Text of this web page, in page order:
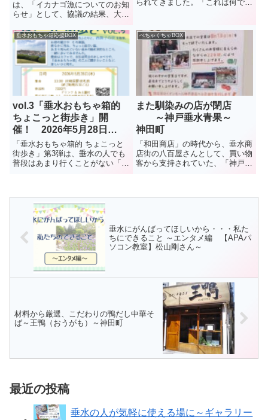
は、「イカナゴ漁についてのお知
らせ」として、協議の結果、大阪
カナゴ漁は、3年連続で自主休漁
となったことを伝えた。播磨灘で
は6日に試験操業が行われ、イカ
ナゴのシンコ漁は3月17日に解...
られてきました。「これは何でし
鼓、「棒締め」という1年に1回
の行事だそうです。5月10日、行
われたようです。秋祭りに向け
て...
垂水おもちゃ箱応援BOX
vol.3「垂水おもちゃ箱的
ちょこっと街歩き」開
催！ 2026年5月28日
(木) 要予約
「垂水おもちゃ箱的 ちょこっと
街歩き」第3弾は、垂水の人でも
普段はあまり行くことがない「西
ぺちゃくちゃBOX
また馴染みの店が閉店
～神戸垂水青果～
神田町
「和田商店」の時代から、垂水商
店街の八百屋さんとして、買い物
客から支持されていた、「神戸垂
垂水にがんばってほしいから・・・私た
ちにできること ～エンタメ編 【APAパ
ソコン教室】松山剛さん～
材料から厳選、こだわりの鴨だし中華そ
ば～王鴨（おうがも）～神田町
最近の投稿
垂水の人が気軽に使える場に～ギャラリー